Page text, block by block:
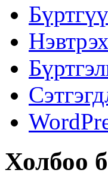
Нэвтрэх
Холбоо